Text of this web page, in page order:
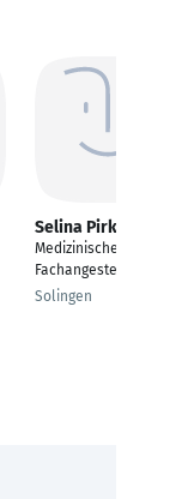
Selina Pirker
Medizinische
Fachangestellte
Solingen